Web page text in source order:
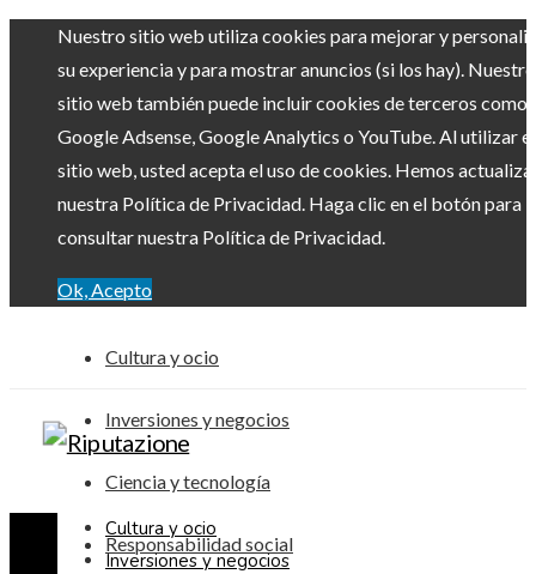
Nuestro sitio web utiliza cookies para mejorar y
su experiencia y para mostrar anuncios (si los hay). Nuestro
sitio web también puede incluir cookies de terceros como
Google Adsense, Google Analytics o YouTube. Al utilizar el
sitio web, usted acepta el uso de cookies. Hemos
nuestra Política de Privacidad. Haga clic en el botón para
consultar nuestra Política de Privacidad.
Ok, Acepto
Cultura y ocio
Inversiones y negocios
Ciencia y tecnología
Responsabilidad social
Cultura y ocio
Inversiones y negocios